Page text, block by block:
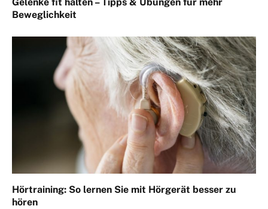
Beweglichkeit
Hörtraining: So lernen Sie mit Hörgerät besser zu
hören